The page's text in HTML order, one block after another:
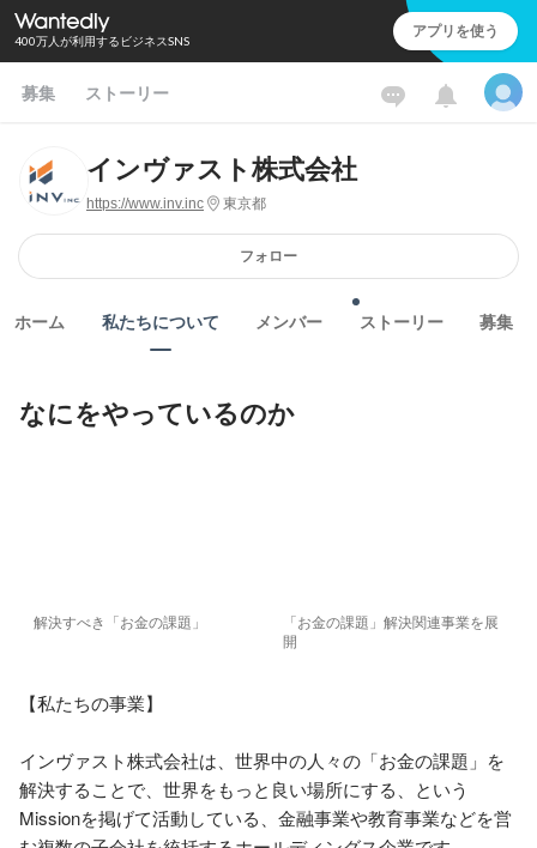
400万人が利用するビジネスSNS アプリを使う
募集 ストーリー
インヴァスト株式会社
https://www.inv.inc 東京都
フォロー
ホーム 私たちについて メンバー ストーリー 募集
なにをやっているのか
解決すべき「お金の課題」
「お金の課題」解決関連事業を展
開
【私たちの事業】
インヴァスト株式会社は、世界中の人々の「お金の課題」を
解決することで、世界をもっと良い場所にする、という
Missionを掲げて活動している、金融事業や教育事業などを営